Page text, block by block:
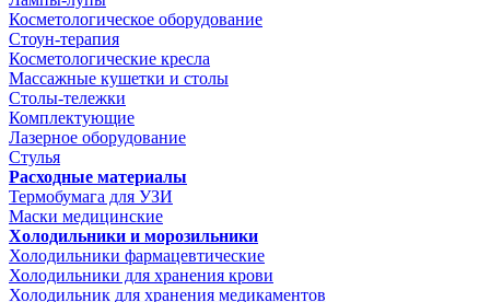
Косметологическое оборудование
Стоун-терапия
Косметологические кресла
Массажные кушетки и столы
Столы-тележки
Комплектующие
Лазерное оборудование
Стулья
Расходные материалы
Термобумага для УЗИ
Маски медицинские
Холодильники и морозильники
Холодильники фармацевтические
Холодильники для хранения крови
Холодильник для хранения медикаментов